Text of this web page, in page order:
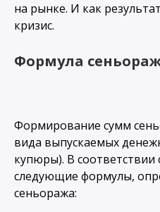
на рынке. И как
кризис.
Формула
Формирование сумм
вида выпускаемых
купюры). В
следующие формулы,
сеньоража: